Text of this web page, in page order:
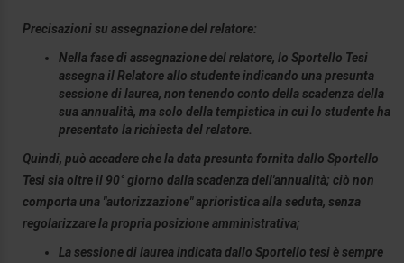
Precisazioni su assegnazione del relatore:
Nella fase di assegnazione del relatore, lo Sportello Tesi
assegna il Relatore allo studente indicando una presunta
sessione di laurea, non tenendo conto della scadenza della
sua annualità, ma solo della tempistica in cui lo studente ha
presentato la richiesta del relatore.
Quindi, può accadere che la data presunta fornita dallo Sportello
Tesi sia oltre il 90° giorno dalla scadenza dell'annualità; ciò non
comporta una "autorizzazione" aprioristica alla seduta, senza
regolarizzare la propria posizione amministrativa;
La sessione di laurea indicata dallo Sportello tesi è sempre